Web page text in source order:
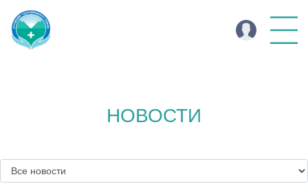
НОВОСТИ